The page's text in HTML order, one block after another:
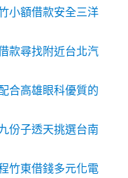
小額借款安全三洋
款尋找附近台北汽
合高雄眼科優質的
份子透天挑選台南
竹東借錢多元化電